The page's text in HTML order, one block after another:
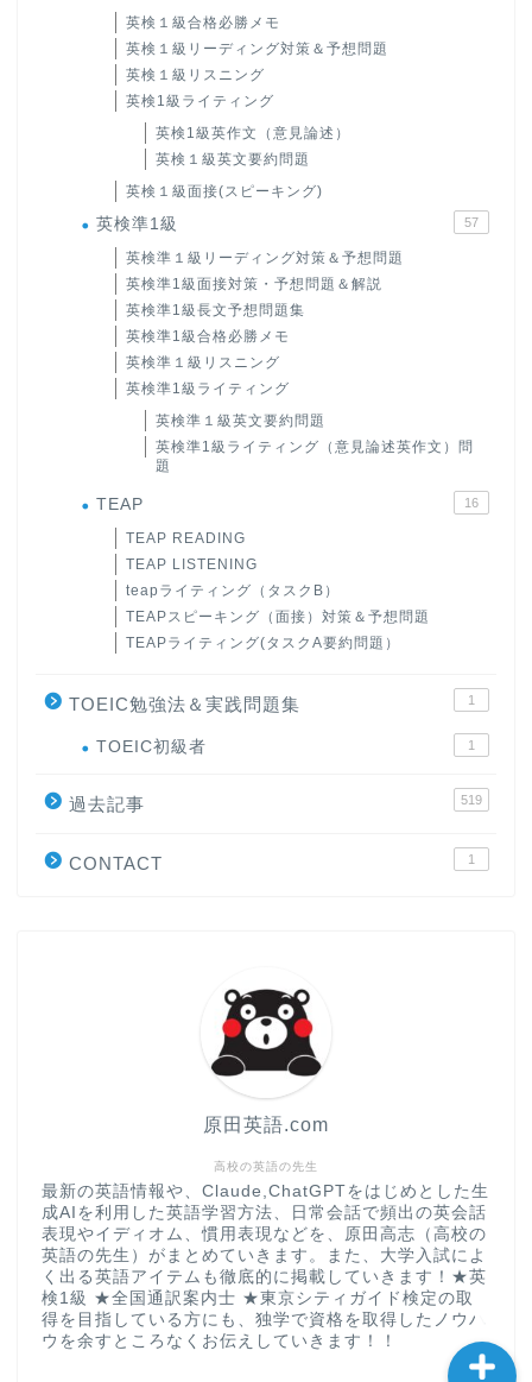
英検１級合格必勝メモ
英検１級リーディング対策＆予想問題
英検１級リスニング
英検1級ライティング
英検1級英作文（意見論述）
英検１級英文要約問題
英検１級面接(スピーキング)
英検準1級 57
英検準１級リーディング対策＆予想問題
英検準1級面接対策・予想問題＆解説
英検準1級長文予想問題集
英検準1級合格必勝メモ
英検準１級リスニング
英検準1級ライティング
英検準１級英文要約問題
英検準1級ライティング（意見論述英作文）問
題
TEAP 16
TEAP READING
TEAP LISTENING
teapライティング（タスクB）
TEAPスピーキング（面接）対策＆予想問題
TEAPライティング(タスクA要約問題）
TOEIC勉強法＆実践問題集 1
TOEIC初級者 1
過去記事 519
CONTACT 1
高校の英語の先生
原田英語.com
最新の英語情報や、Claude,ChatGPTをはじめとした生
成AIを利用した英語学習方法、日常会話で頻出の英会話
表現やイディオム、慣用表現などを、原田高志（高校の
英語の先生）がまとめていきます。また、大学入試によ
く出る英語アイテムも徹底的に掲載していきます！★英
検1級 ★全国通訳案内士 ★東京シティガイド検定の取
得を目指している方にも、独学で資格を取得したノウハ
ウを余すところなくお伝えしていきます！！
大学入試英語対策講座
英語名言・格言・カッコい
い英語＆素敵な英文フレー
CONTACT